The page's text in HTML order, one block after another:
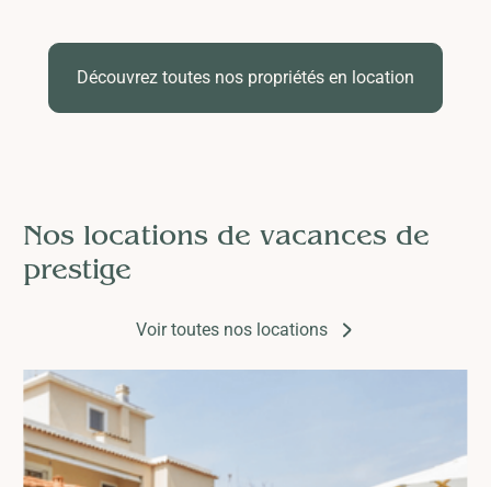
Découvrez toutes nos propriétés en location
Nos locations de vacances de
prestige
Voir toutes nos locations